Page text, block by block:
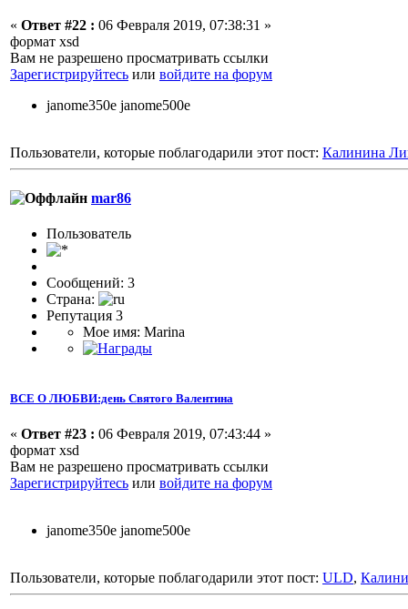
« Ответ #22 : 06 Февраля 2019, 07:38:31 »
формат xsd
Вам не разрешено просматривать ссылки
Зарегистрируйтесь или войдите на форум
janome350e janome500e
Пользователи, которые поблагодарили этот пост: Калинина
mar86
Пользователь
Сообщений: 3
Страна:
Репутация 3
Мое имя: Marina
ВСЕ О ЛЮБВИ:день Святого Валентина
« Ответ #23 : 06 Февраля 2019, 07:43:44 »
формат xsd
Вам не разрешено просматривать ссылки
Зарегистрируйтесь или войдите на форум
janome350e janome500e
Пользователи, которые поблагодарили этот пост: ULD,